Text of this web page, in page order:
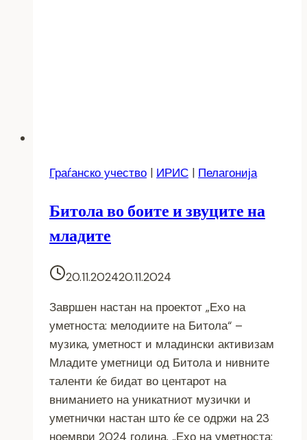
Граѓанско учество | ИРИС | Пелагонија
Битола во боите и звуците на
младите
20.11.202420.11.2024
Завршен настан на проектот „Ехо на
уметноста: мелодиите на Битола“ –
музика, уметност и младински активизам
Младите уметници од Битола и нивните
таленти ќе бидат во центарот на
вниманието на уникатниот музички и
уметнички настан што ќе се одржи на 23
ноември 2024 година. „Ехо на уметноста: